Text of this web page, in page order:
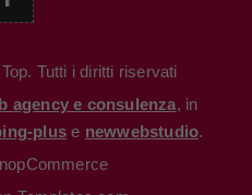
Tutti i diritti riservati
agency e consulenza, in
plus e newwebstudio.
nopCommerce